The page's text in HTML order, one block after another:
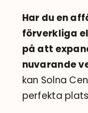
Har du en
förverkliga
på att
nuvarande
kan Solna
perfekta